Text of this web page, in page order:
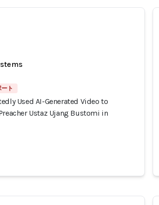
ート
Used AI-Generated Video to
Ustaz Ujang Bustomi in